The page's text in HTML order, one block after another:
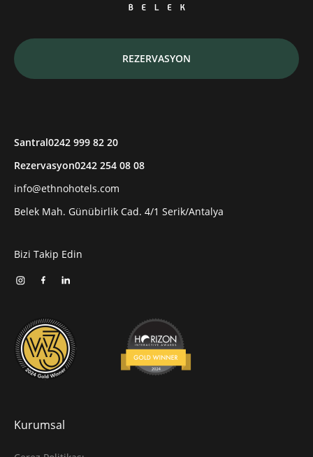
REZERVASYON
Santral0242 999 82 20
Rezervasyon0242 254 08 08
info@ethnohotels.com
Belek Mah. Günübirlik Cad. 4/1 Serik/Antalya
Bizi Takip Edin
Kurumsal